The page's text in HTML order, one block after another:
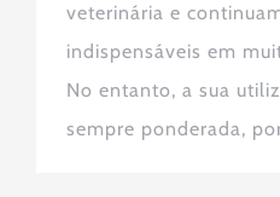
veterinária e
indispensáveis em
No entanto, a sua
sempre ponderada,